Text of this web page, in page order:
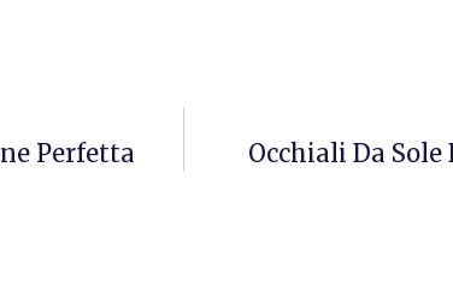
Perfetta Occhiali Da